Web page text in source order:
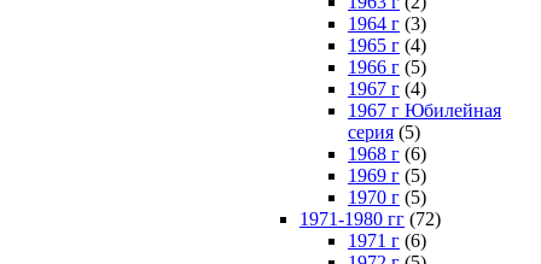
1964 г (3)
1965 г (4)
1966 г (5)
1967 г (4)
1967 г Юбилейная
серия (5)
1968 г (6)
1969 г (5)
1970 г (5)
1971-1980 гг (72)
1971 г (6)